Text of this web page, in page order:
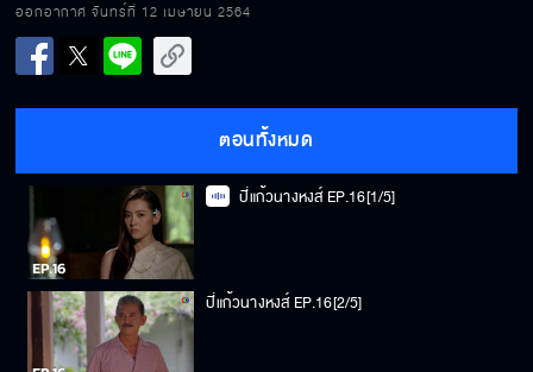
ออกอากาศ จันทร์ที่ 12 เมษายน 2564
ตอนทั้งหมด
ปี่แก้วนางหงส์ EP.16[1/5]
ปี่แก้วนางหงส์ EP.16[2/5]